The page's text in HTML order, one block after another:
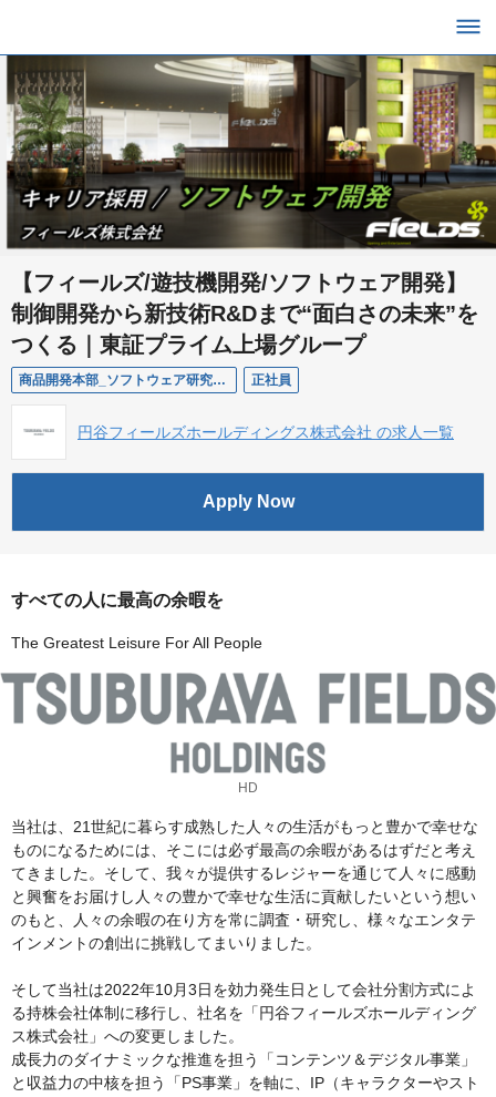
【フィールズ/遊技機開発/ソフトウェア開発】
制御開発から新技術R&Dまで“面白さの未来”を
つくる｜東証プライム上場グループ
商品開発本部_ソフトウェア研究開発ユニット 正社員
円谷フィールズホールディングス株式会社 の求人一覧
Apply Now
すべての人に最高の余暇を
The Greatest Leisure For All People
HD
当社は、21世紀に暮らす成熟した人々の生活がもっと豊かで幸せな
ものになるためには、そこには必ず最高の余暇があるはずだと考え
てきました。そして、我々が提供するレジャーを通じて人々に感動
と興奮をお届けし人々の豊かで幸せな生活に貢献したいという想い
のもと、人々の余暇の在り方を常に調査・研究し、様々なエンタテ
インメントの創出に挑戦してまいりました。
そして当社は2022年10月3日を効力発生日として会社分割方式によ
る持株会社体制に移行し、社名を「円谷フィールズホールディング
ス株式会社」への変更しました。
成長力のダイナミックな推進を担う「コンテンツ＆デジタル事業」
と収益力の中核を担う「PS事業」を軸に、IP（キャラクターやスト